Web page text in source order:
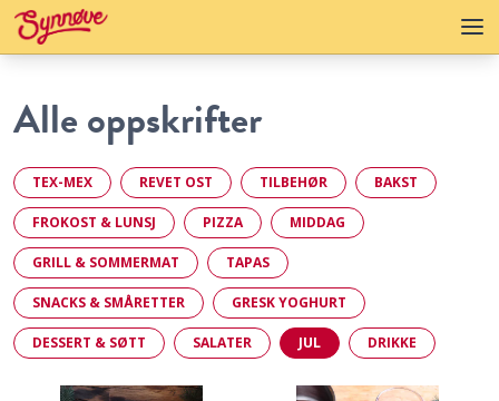
Alle oppskrifter
TEX-MEX REVET OST TILBEHØR BAKST
FROKOST & LUNSJ PIZZA MIDDAG
GRILL & SOMMERMAT TAPAS
SNACKS & SMÅRETTER GRESK YOGHURT
DESSERT & SØTT SALATER JUL DRIKKE